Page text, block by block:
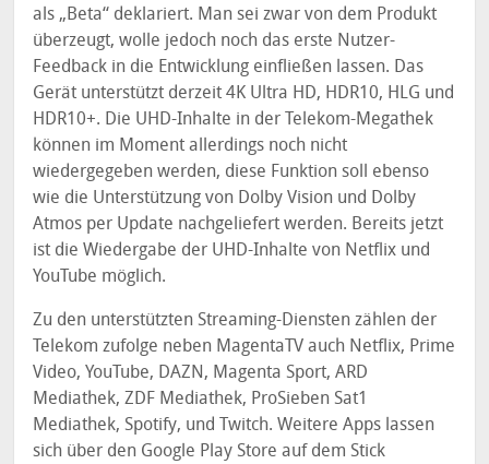
als „Beta“ deklariert. Man sei zwar von dem Produkt
überzeugt, wolle jedoch noch das erste Nutzer-
Feedback in die Entwicklung einfließen lassen. Das
Gerät unterstützt derzeit 4K Ultra HD, HDR10, HLG und
HDR10+. Die UHD-Inhalte in der Telekom-Megathek
können im Moment allerdings noch nicht
wiedergegeben werden, diese Funktion soll ebenso
wie die Unterstützung von Dolby Vision und Dolby
Atmos per Update nachgeliefert werden. Bereits jetzt
ist die Wiedergabe der UHD-Inhalte von Netflix und
YouTube möglich.
Zu den unterstützten Streaming-Diensten zählen der
Telekom zufolge neben MagentaTV auch Netflix, Prime
Video, YouTube, DAZN, Magenta Sport, ARD
Mediathek, ZDF Mediathek, ProSieben Sat1
Mediathek, Spotify, und Twitch. Weitere Apps lassen
sich über den Google Play Store auf dem Stick